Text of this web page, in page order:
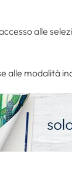
alle
alle modalità